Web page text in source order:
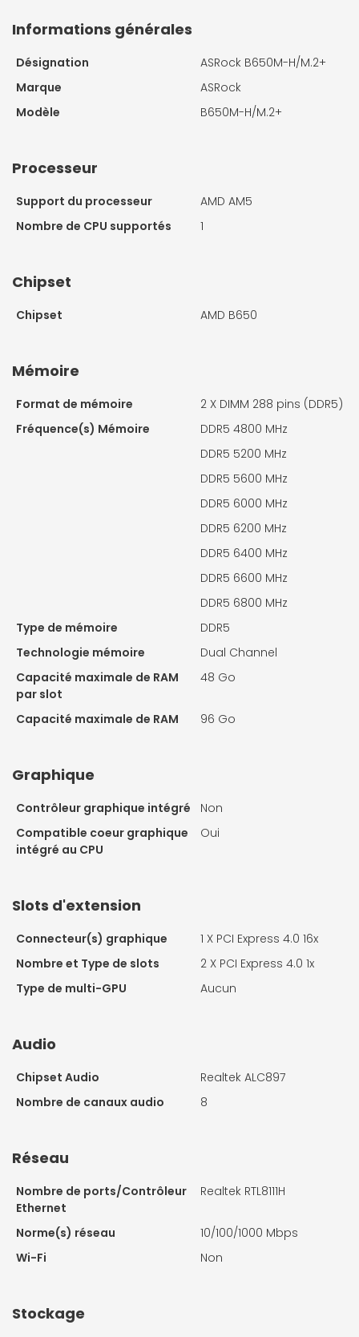
Informations générales
Désignation
ASRock B650M-H/M.2+
Marque
ASRock
Modèle
B650M-H/M.2+
Processeur
Support du processeur
AMD AM5
Nombre de CPU supportés
1
Chipset
Chipset AMD B650
Mémoire
Format de mémoire 2 X DIMM 288 pins (DDR5)
Fréquence(s) Mémoire
DDR5 4800 MHz
DDR5 5200 MHz
DDR5 5600 MHz
DDR5 6000 MHz
DDR5 6200 MHz
DDR5 6400 MHz
DDR5 6600 MHz
DDR5 6800 MHz
Type de mémoire
DDR5
Technologie mémoire
Dual Channel
Capacité maximale de RAM
par slot
48 Go
Capacité maximale de RAM 96 Go
Graphique
Contrôleur graphique intégré
Non
Compatible coeur graphique
intégré au CPU
Oui
Slots d'extension
Connecteur(s) graphique 1 X PCI Express 4.0 16x
Nombre et Type de slots
2 X PCI Express 4.0 1x
Type de multi-GPU
Aucun
Audio
Chipset Audio
Realtek ALC897
Nombre de canaux audio
8
Réseau
Nombre de ports/Contrôleur
Ethernet
Realtek RTL8111H
Norme(s) réseau
10/100/1000 Mbps
Wi-Fi
Non
Stockage